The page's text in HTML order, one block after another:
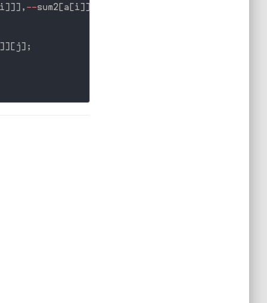
i] ] ] , --sum2 [a [i] ]
] ] [ j] ;